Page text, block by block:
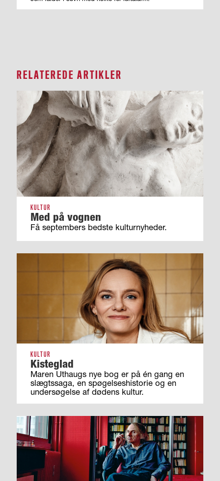
RELATEREDE ARTIKLER
KULTUR
Med på vognen
Få septembers bedste kulturnyheder.
KULTUR
Kisteglad
Maren Uthaugs nye bog er på én gang en
slægtssaga, en spøgelseshistorie og en
undersøgelse af dødens kultur.